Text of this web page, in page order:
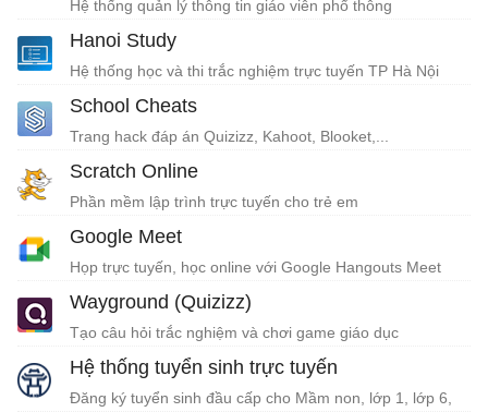
Hệ thống quản lý thông tin giáo viên phổ thông
Hanoi Study
Hệ thống học và thi trắc nghiệm trực tuyến TP Hà Nội
School Cheats
Trang hack đáp án Quizizz, Kahoot, Blooket,...
Scratch Online
Phần mềm lập trình trực tuyến cho trẻ em
Google Meet
Họp trực tuyến, học online với Google Hangouts Meet
Wayground (Quizizz)
Tạo câu hỏi trắc nghiệm và chơi game giáo dục
Hệ thống tuyển sinh trực tuyến
Đăng ký tuyển sinh đầu cấp cho Mầm non, lớp 1, lớp 6,